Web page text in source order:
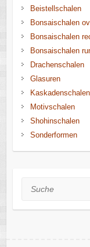
Beistellschalen
Bonsaischalen
Bonsaischalen
Bonsaischalen
Drachenschalen
Glasuren
Kaskadenschalen
Motivschalen
Shohinschalen
Sonderformen
Suche